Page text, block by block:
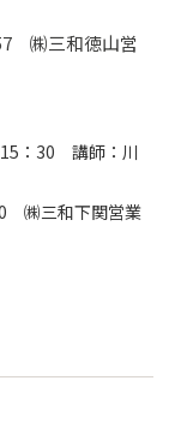
㈱三和徳山営
：30 講師：川
㈱三和下関営業